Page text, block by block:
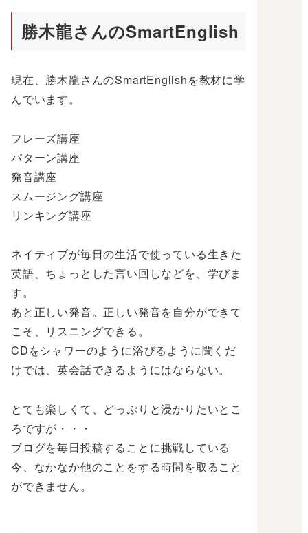
勝木龍さんのSmartEnglish
現在、勝木龍さんのSmartEnglishを教材に学
んでいます。
フレーズ講座
パターン講座
発音講座
スムージング講座
リンキング講座
ネイティブが毎日の生活で使っている生きた
英語、ちょっとした言い回しなどを、学びま
す。
あと正しい発音。正しい発音を自分ができて
こそ、リスニングできる。
CDをシャワーのように浴びるように聞くだ
けでは、英会話できるようにはならない。
とても楽しくて、どっぷりと浸かりたいとこ
ろですが・・・
ブログを毎日投稿することに挑戦している
今、なかなか他のことをする時間を取ること
ができません。